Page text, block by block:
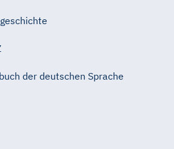
der deutschen Sprache